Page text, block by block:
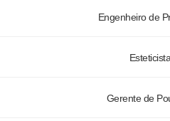
Engenheiro de
Gerente de